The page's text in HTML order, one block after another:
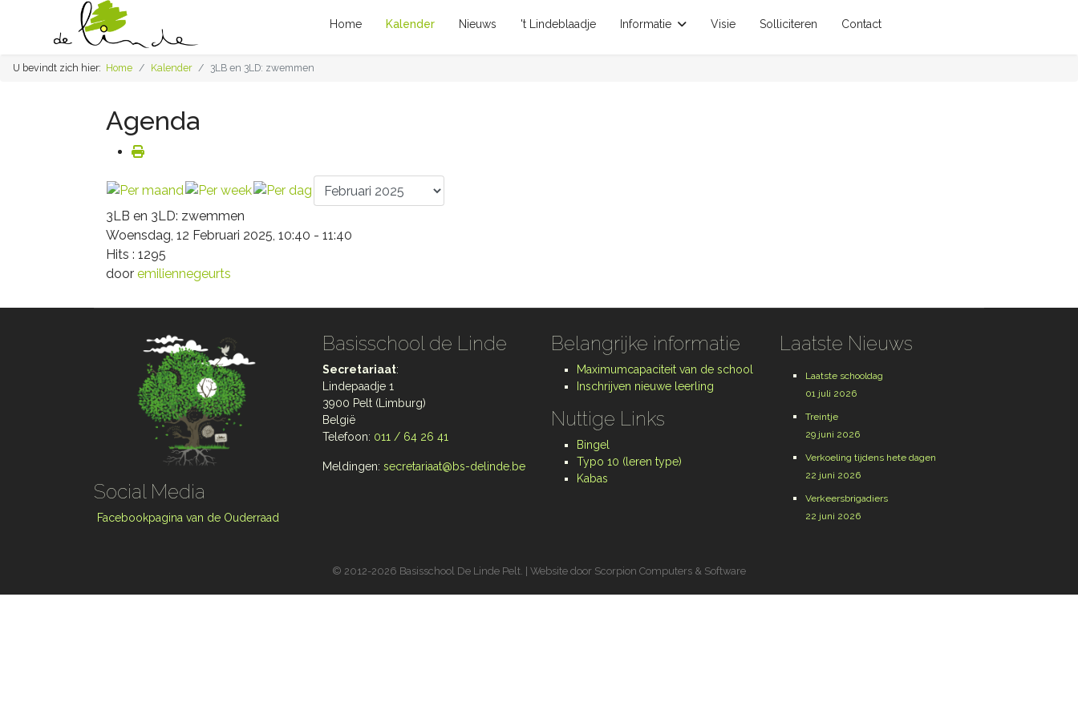
Home Kalender Nieuws 't Lindeblaadje Informatie Visie Solliciteren Contact
U bevindt zich hier: Home Kalender 3LB en 3LD: zwemmen
Agenda
3LB en 3LD: zwemmen
Woensdag, 12 Februari 2025, 10:40 - 11:40
Hits : 1295
door emiliennegeurts
Social Media
Facebookpagina van de Ouderraad
Basisschool de Linde
Secretariaat:
Lindepaadje 1
3900 Pelt (Limburg)
België
Telefoon: 011 / 64 26 41
Meldingen: secretariaat@bs-delinde.be
Belangrijke informatie
Maximumcapaciteit van de school
Inschrijven nieuwe leerling
Nuttige Links
Bingel
Typo 10 (leren type)
Kabas
Laatste Nieuws
Laatste schooldag
01 juli 2026
Treintje
29 juni 2026
Verkoeling tijdens hete dagen
22 juni 2026
Verkeersbrigadiers
22 juni 2026
© 2012-2026 Basisschool De Linde Pelt. | Website door Scorpion Computers & Software